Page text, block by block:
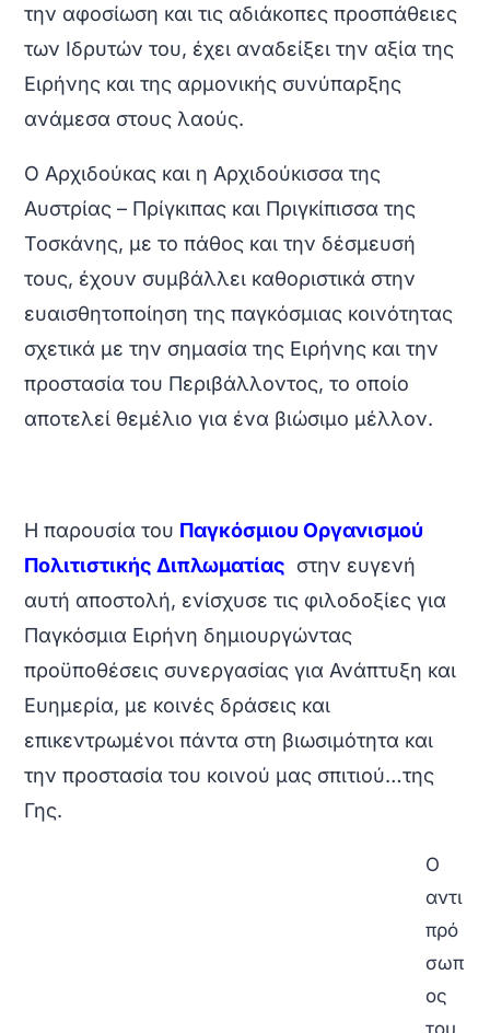
την αφοσίωση και τις αδιάκοπες προσπάθειες
των Ιδρυτών του, έχει αναδείξει την αξία της
Ειρήνης και της αρμονικής συνύπαρξης
ανάμεσα στους λαούς.
Ο Αρχιδούκας και η Αρχιδούκισσα της
Αυστρίας – Πρίγκιπας και Πριγκίπισσα της
Τοσκάνης, με το πάθος και την δέσμευσή
τους, έχουν συμβάλλει καθοριστικά στην
ευαισθητοποίηση της παγκόσμιας κοινότητας
σχετικά με την σημασία της Ειρήνης και την
προστασία του Περιβάλλοντος, το οποίο
αποτελεί θεμέλιο για ένα βιώσιμο μέλλον.
Η παρουσία του Παγκόσμιου Οργανισμού
Πολιτιστικής Διπλωματίας στην ευγενή
αυτή αποστολή, ενίσχυσε τις φιλοδοξίες για
Παγκόσμια Ειρήνη δημιουργώντας
προϋποθέσεις συνεργασίας για Ανάπτυξη και
Ευημερία, με κοινές δράσεις και
επικεντρωμένοι πάντα στη βιωσιμότητα και
την προστασία του κοινού μας σπιτιού…της
Γης.
Ο
αντι
πρό
σωπ
ος